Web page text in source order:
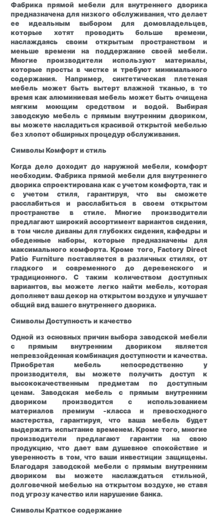
Фабрика прямой мебели для внутреннего дворика
предназначена для низкого обслуживания, что делает
ее идеальным выбором для домовладельцев,
которые хотят проводить больше времени,
наслаждаясь своим открытым пространством и
меньше времени на поддержание своей мебели.
Многие производители используют материалы,
которые просты в чистке и требуют минимального
содержания. Например, синтетическая плетеная
мебель может быть вытерт влажной тканью, в то
время как алюминиевая мебель может быть очищена
мягким моющим средством и водой. Выбирая
заводскую мебель с прямым внутренним двориком,
вы можете насладиться красивой открытой мебелью
без хлопот обширных процедур обслуживания.
СимволыКомфорт и стиль
Когда дело доходит до наружной мебели, комфорт
необходим. Фабрика прямой мебели для внутреннего
дворика спроектирована как с учетом комфорта, так и
с учетом стиля, гарантируя, что вы сможете
расслабиться и расслабиться в своем открытом
пространстве в стиле. Многие производители
предлагают широкий ассортимент вариантов сидения,
в том числе диваны для глубоких сидения, кафедры и
обеденные наборы, которые предназначены для
максимального комфорта. Кроме того, Factory Direct
Patio Furniture поставляется в различных стилях, от
гладкого и современного до деревенского и
традиционного. С таким количеством доступных
вариантов, вы можете легко найти мебель, которая
дополняет ваш декор на открытом воздухе и улучшает
общий вид вашего внутреннего дворика.
СимволыДоступность и качество
Одной из основных причин выбора заводской мебели
с прямым внутренним двориком является
непревзойденная комбинация доступности и качества.
Приобретая мебель непосредственно у
производителя, вы можете получить доступ к
высококачественным предметам по доступным
ценам. Заводская мебель с прямым внутренним
двориком производится с использованием
материалов премиум -класса и превосходного
мастерства, гарантируя, что ваша мебель будет
выдержать испытание временем. Кроме того, многие
производители предлагают гарантии на свою
продукцию, что дает вам душевное спокойствие и
уверенность в том, что ваши инвестиции защищены.
Благодаря заводской мебели с прямым внутренним
двориком вы можете наслаждаться стильной,
долговечной мебелью на открытом воздухе, не ставя
под угрозу качество или нарушение банка.
СимволыКраткое содержание